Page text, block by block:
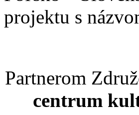
projektu s
Partnerom
centrum